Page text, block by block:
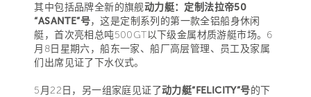
其中包括品牌全新的旗舰动力艇：定制法拉帝50
“ASANTE”号，这是定制系列的第一款全铝船身休闲
艇，首次亮相总吨500GT以下级金属材质游艇市场。6
月8日星期六，船东一家、船厂高层管理、员工及家属
们出席见证了下水仪式。
5月22日，另一组家庭见证了动力艇“FELICITY”号的下